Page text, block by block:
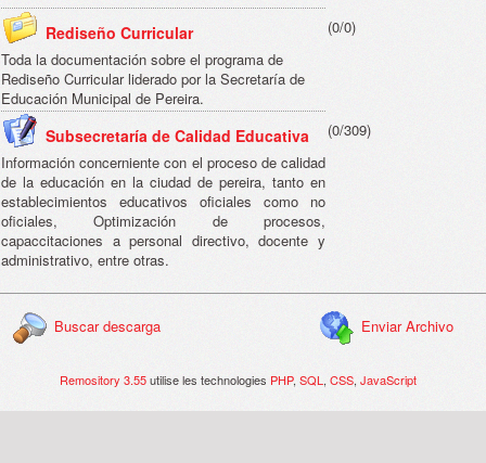
Rediseño Curricular
(0/0)
Toda la documentación sobre el programa de
Rediseño Curricular liderado por la Secretaría de
Educación Municipal de Pereira.
Subsecretaría de Calidad Educativa
(0/309)
Información concerniente con el proceso de calidad
de la educación en la ciudad de pereira, tanto en
establecimientos educativos oficiales como no
oficiales, Optimización de procesos,
capaccitaciones a personal directivo, docente y
administrativo, entre otras.
Buscar descarga Enviar Archivo
Remository 3.55utilise les technologies PHP,SQL ,CSS,JavaScript